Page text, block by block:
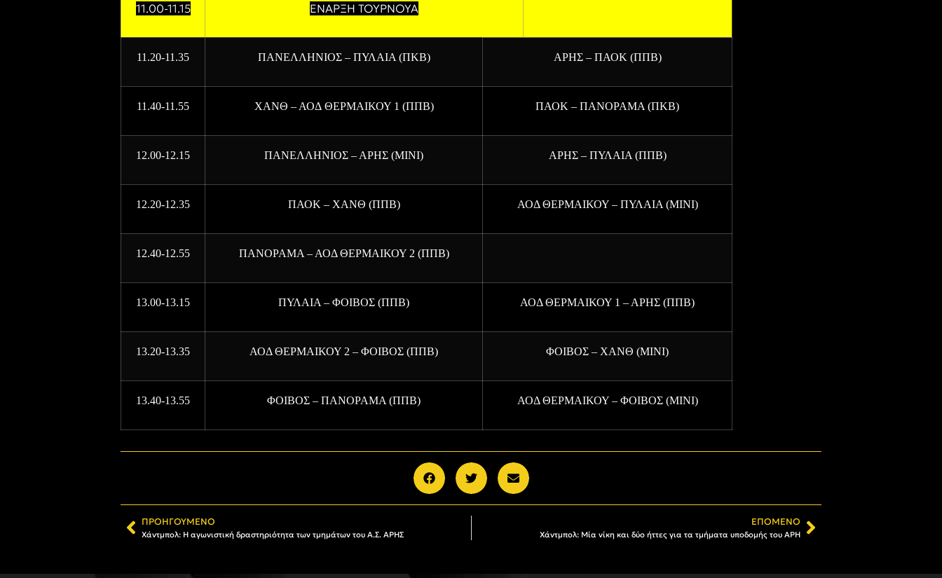
11.00-11.15 ΕΝΑΡΞΗ ΤΟΥΡΝΟΥΑ
11.20-11.35 ΠΑΝΕΛΛΗΝΙΟΣ – ΠΥΛΑΙΑ (ΠΚΒ) ΑΡΗΣ – ΠΑΟΚ (ΠΠΒ)
11.40-11.55 ΧΑΝΘ – ΑΟΔ ΘΕΡΜΑΙΚΟΥ 1 (ΠΠΒ) ΠΑΟΚ – ΠΑΝΟΡΑΜΑ (ΠΚΒ)
12.00-12.15 ΠΑΝΕΛΛΗΝΙΟΣ – ΑΡΗΣ (ΜΙΝΙ) ΑΡΗΣ – ΠΥΛΑΙΑ (ΠΠΒ)
12.20-12.35 ΠΑΟΚ – ΧΑΝΘ (ΠΠΒ) ΑΟΔ ΘΕΡΜΑΙΚΟΥ – ΠΥΛΑΙΑ (ΜΙΝΙ)
12.40-12.55 ΠΑΝΟΡΑΜΑ – ΑΟΔ ΘΕΡΜΑΙΚΟΥ 2 (ΠΠΒ)
13.00-13.15 ΠΥΛΑΙΑ – ΦΟΙΒΟΣ (ΠΠΒ) ΑΟΔ ΘΕΡΜΑΙΚΟΥ 1 – ΑΡΗΣ (ΠΠΒ)
13.20-13.35 ΑΟΔ ΘΕΡΜΑΙΚΟΥ 2 – ΦΟΙΒΟΣ (ΠΠΒ) ΦΟΙΒΟΣ – ΧΑΝΘ (ΜΙΝΙ)
13.40-13.55 ΦΟΙΒΟΣ – ΠΑΝΟΡΑΜΑ (ΠΠΒ) ΑΟΔ ΘΕΡΜΑΙΚΟΥ – ΦΟΙΒΟΣ (ΜΙΝΙ)
ΠΡΟΗΓΟΎΜΕΝΟ
Χάντμπολ: Η αγωνιστική δραστηριότητα των τμημάτων του Α.Σ. ΑΡΗΣ
ΕΠΌΜΕΝΟ
Χάντμπολ: Μία νίκη και δύο ήττες για τα τμήματα υποδομής του ΑΡΗ